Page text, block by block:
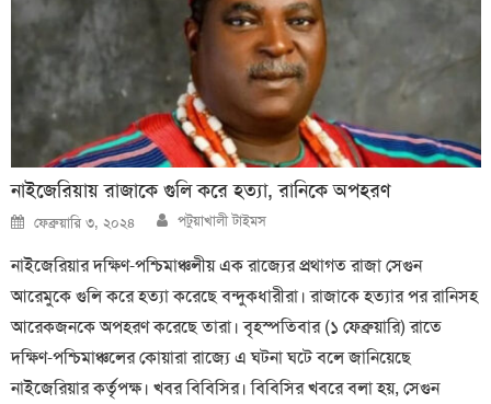
নাইজেরিয়ায় রাজাকে গুলি করে হত্যা, রানিকে অপহরণ
Posted
on
ফেব্রুয়ারি ৩, ২০২৪ Author
পটুয়াখালী টাইমস
নাইজেরিয়ার দক্ষিণ-পশ্চিমাঞ্চলীয় এক রাজ্যের প্রথাগত রাজা সেগুন
আরেমুকে গুলি করে হত্যা করেছে বন্দুকধারীরা। রাজাকে হত্যার পর রানিসহ
আরেকজনকে অপহরণ করেছে তারা। বৃহস্পতিবার (১ ফেব্রুয়ারি) রাতে
দক্ষিণ-পশ্চিমাঞ্চলের কোয়ারা রাজ্যে এ ঘটনা ঘটে বলে জানিয়েছে
নাইজেরিয়ার কর্তৃপক্ষ। খবর বিবিসির। বিবিসির খবরে বলা হয়, সেগুন